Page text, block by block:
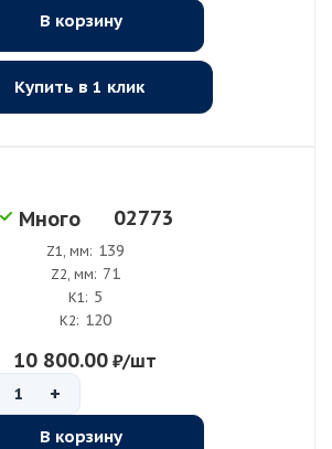
В корзину
Купить в 1 клик
Много 02773
Z1, мм: 139
Z2, мм: 71
K1: 5
K2: 120
10 800.00 ₽/шт
+
В корзину